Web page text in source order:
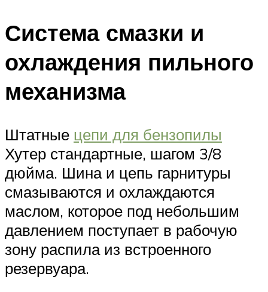
Система смазки и
охлаждения пильного
механизма
Штатные цепи для бензопилы
Хутер стандартные, шагом 3/8
дюйма. Шина и цепь гарнитуры
смазываются и охлаждаются
маслом, которое под небольшим
давлением поступает в рабочую
зону распила из встроенного
резервуара.